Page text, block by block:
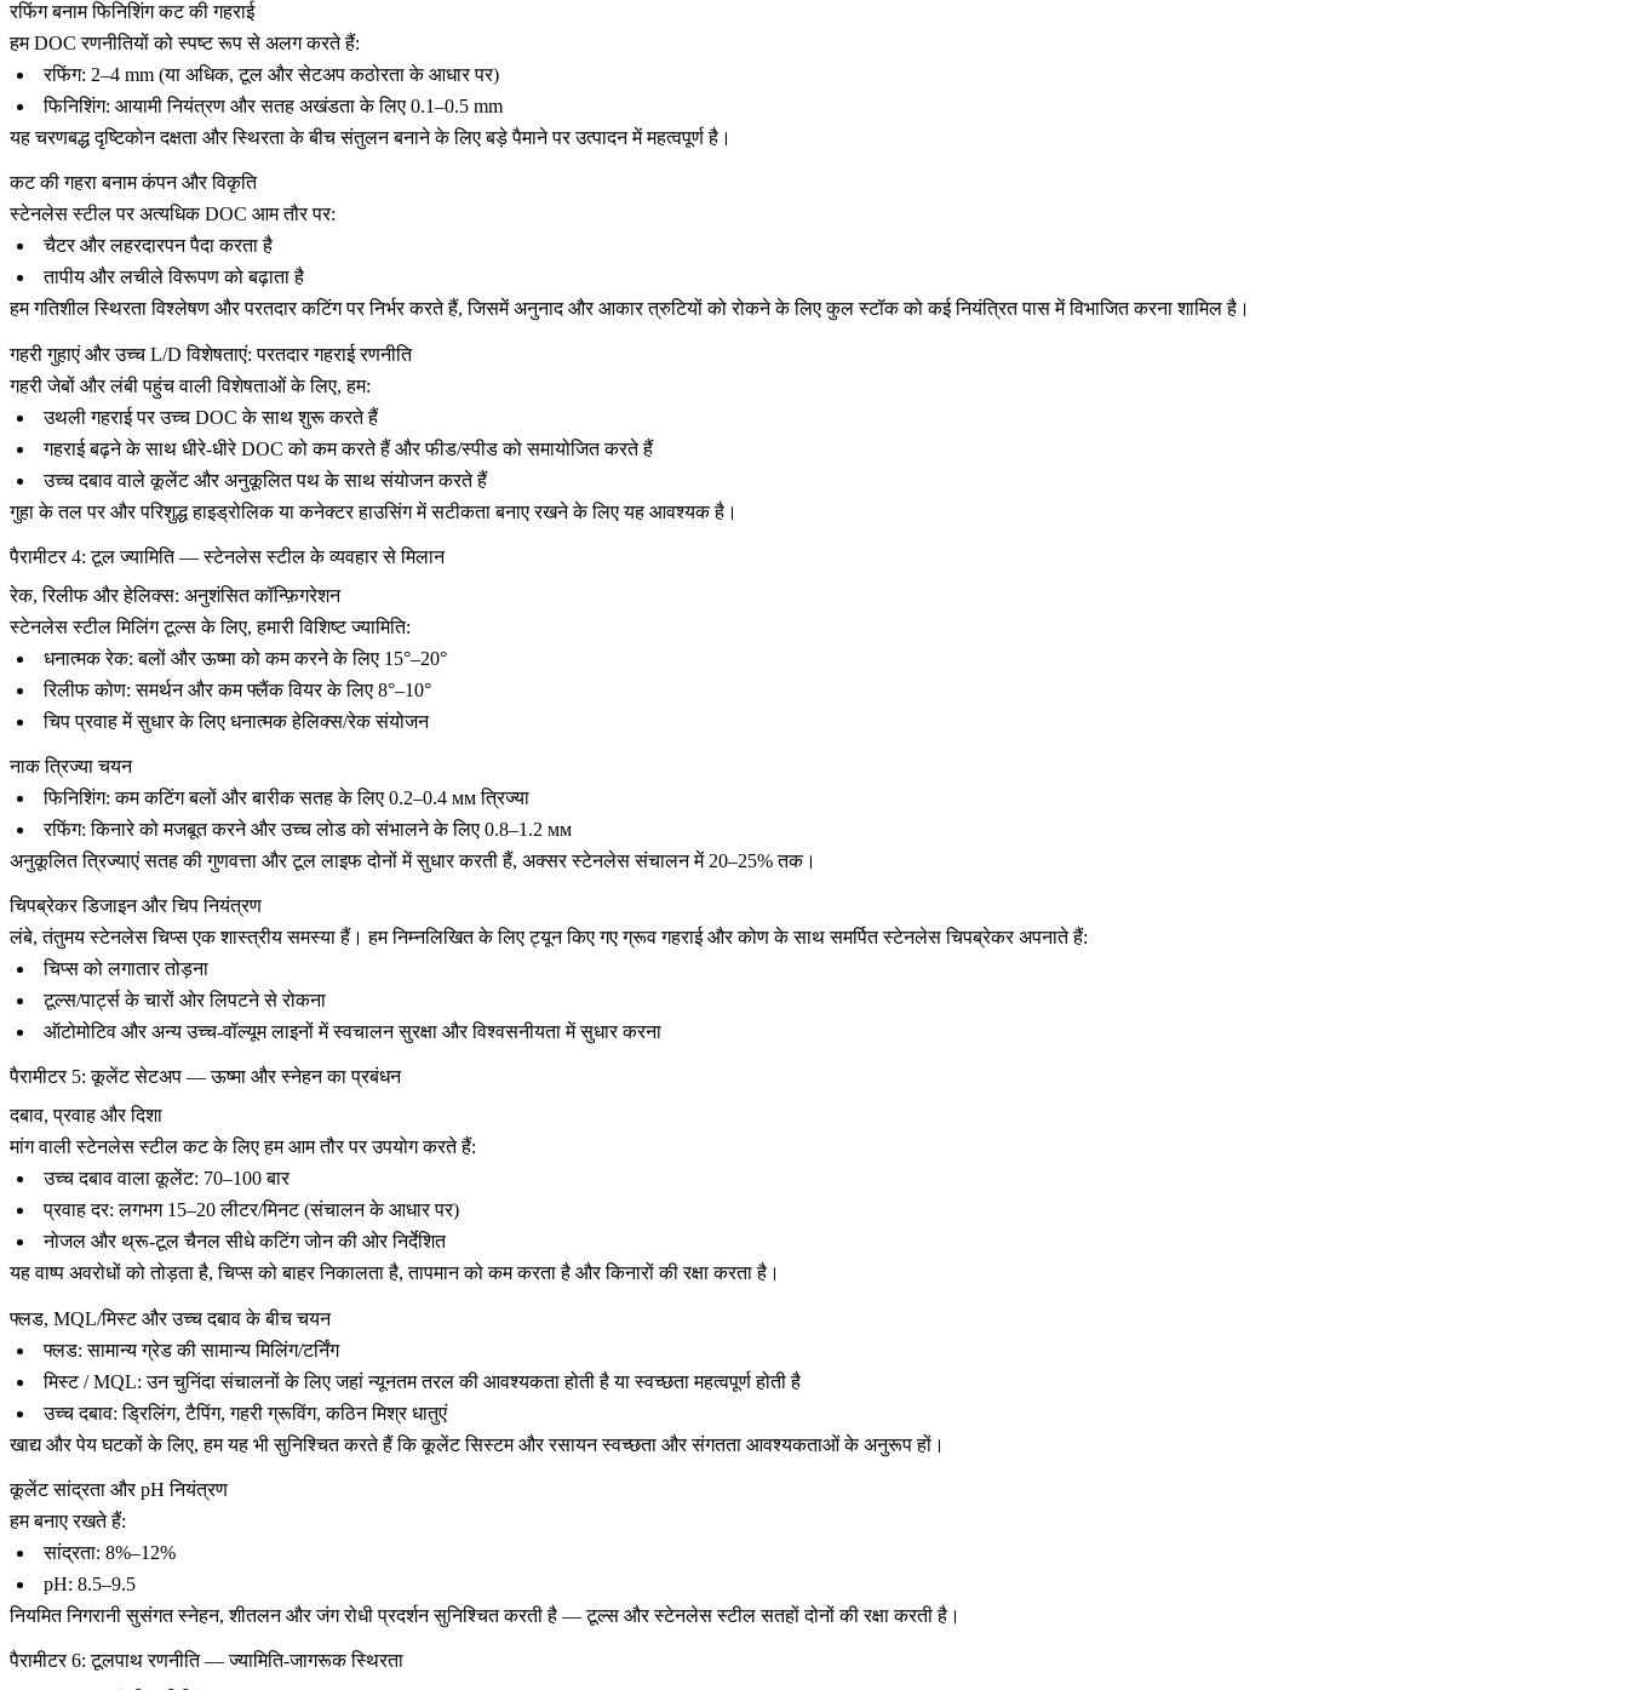
रफिंग बनाम फिनिशिंग कट की गहराई
हम DOC रणनीतियों को स्पष्ट रूप से अलग करते हैं:
रफिंग: 2–4 mm (या अधिक, टूल और सेटअप कठोरता के आधार पर)
फिनिशिंग: आयामी नियंत्रण और सतह अखंडता के लिए 0.1–0.5 mm
यह चरणबद्ध दृष्टिकोन दक्षता और स्थिरता के बीच संतुलन बनाने के लिएबड़े पैमाने पर उत्पादनमें महत्वपूर्ण है।
कट की गहरा बनाम कंपन और विकृति
स्टेनलेस स्टील पर अत्यधिक DOC आम तौर पर:
चैटर और लहरदारपन पैदा करता है
तापीय और लचीले विरूपण को बढ़ाता है
हम गतिशील स्थिरता विश्लेषण और परतदार कटिंग पर निर्भर करते हैं, जिसमें अनुनाद और आकार त्रुटियों को रोकने के लिए कुल स्टॉक को कई नियंत्रित पास में विभाजित करना शामिल है।
गहरी गुहाएं और उच्च L/D विशेषताएं: परतदार गहराई रणनीति
गहरी जेबों और लंबी पहुंच वाली विशेषताओं के लिए, हम:
उथली गहराई पर उच्च DOC के साथ शुरू करते हैं
गहराई बढ़ने के साथ धीरे-धीरे DOC को कम करते हैं और फीड/स्पीड को समायोजित करते हैं
उच्च दबाव वाले कूलेंट और अनुकूलित पथ के साथ संयोजन करते हैं
गुहा के तल पर औरपरिशुद्धहाइड्रोलिक या कनेक्टर हाउसिंग में सटीकता बनाए रखने के लिए यह आवश्यक है।
पैरामीटर 4: टूल ज्यामिति — स्टेनलेस स्टील के व्यवहार से मिलान
रेक, रिलीफ और हेलिक्स: अनुशंसित कॉन्फ़िगरेशन
स्टेनलेस स्टील मिलिंग टूल्स के लिए, हमारी विशिष्ट ज्यामिति:
धनात्मक रेक: बलों और ऊष्मा को कम करने के लिए 15°–20°
रिलीफ कोण: समर्थन और कम फ्लैंक वियर के लिए 8°–10°
चिप प्रवाह में सुधार के लिए धनात्मक हेलिक्स/रेक संयोजन
नाक त्रिज्या चयन
फिनिशिंग: कम कटिंग बलों और बारीक सतह के लिए 0.2–0.4 мм त्रिज्या
रफिंग: किनारे को मजबूत करने और उच्च लोड को संभालने के लिए 0.8–1.2 мм
अनुकूलित त्रिज्याएं सतह की गुणवत्ता और टूल लाइफ दोनों में सुधार करती हैं, अक्सर स्टेनलेस संचालन में 20–25% तक।
चिपब्रेकर डिजाइन और चिप नियंत्रण
लंबे, तंतुमय स्टेनलेस चिप्स एक शास्त्रीय समस्या हैं। हम निम्नलिखित के लिए ट्यून किए गए ग्रूव गहराई और कोण के साथ समर्पित स्टेनलेस चिपब्रेकर अपनाते हैं:
चिप्स को लगातार तोड़ना
टूल्स/पार्ट्स के चारों ओर लिपटने से रोकना
ऑटोमोटिव और अन्य उच्च-वॉल्यूम लाइनों में स्वचालन सुरक्षा और विश्वसनीयता में सुधार करना
पैरामीटर 5: कूलेंट सेटअप — ऊष्मा और स्नेहन का प्रबंधन
दबाव, प्रवाह और दिशा
मांग वाली स्टेनलेस स्टील कट के लिए हम आम तौर पर उपयोग करते हैं:
उच्च दबाव वाला कूलेंट: 70–100 बार
प्रवाह दर: लगभग 15–20 लीटर/मिनट (संचालन के आधार पर)
नोजल और थ्रू-टूल चैनल सीधे कटिंग जोन की ओर निर्देशित
यह वाष्प अवरोधों को तोड़ता है, चिप्स को बाहर निकालता है, तापमान को कम करता है और किनारों की रक्षा करता है।
फ्लड, MQL/मिस्ट और उच्च दबाव के बीच चयन
फ्लड: सामान्य ग्रेड की सामान्य मिलिंग/टर्निंग
मिस्ट / MQL: उन चुनिंदा संचालनों के लिए जहां न्यूनतम तरल की आवश्यकता होती है या स्वच्छता महत्वपूर्ण होती है
उच्च दबाव: ड्रिलिंग, टैपिंग, गहरी ग्रूविंग, कठिन मिश्र धातुएं
खाद्य और पेय घटकों के लिए, हम यह भी सुनिश्चित करते हैं कि कूलेंट सिस्टम और रसायन स्वच्छता और संगतता आवश्यकताओं के अनुरूप हों।
कूलेंट सांद्रता और pH नियंत्रण
हम बनाए रखते हैं:
सांद्रता: 8%–12%
pH: 8.5–9.5
नियमित निगरानी सुसंगत स्नेहन, शीतलन और जंग रोधी प्रदर्शन सुनिश्चित करती है — टूल्स और स्टेनलेस स्टील सतहों दोनों की रक्षा करती है।
पैरामीटर 6: टूलपाथ रणनीति — ज्यामिति-जागरूक स्थिरता